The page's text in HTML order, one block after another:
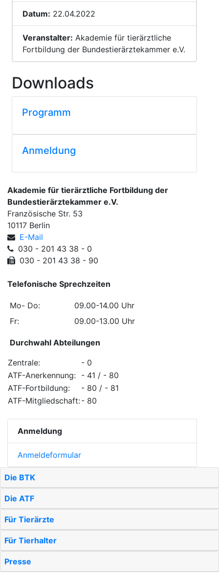
Datum: 22.04.2022
Veranstalter: Akademie für tierärztliche
Fortbildung der Bundestierärztekammer e.V.
Downloads
Programm
Anmeldung
Akademie für tierärztliche Fortbildung der
Bundestierärztekammer e.V.
Französische Str. 53
10117 Berlin
E-Mail
030 - 201 43 38 - 0
030 - 201 43 38 - 90
Telefonische Sprechzeiten
Mo- Do:
09.00-14.00 Uhr
Fr:
09.00-13.00 Uhr
Durchwahl Abteilungen
Zentrale:
- 0
ATF-Anerkennung: - 41 / - 80
ATF-Fortbildung:
- 80 / - 81
ATF-Mitgliedschaft:- 80
Anmeldung
Anmeldeformular
Die BTK
Die ATF
Für Tierärzte
Für Tierhalter
Presse